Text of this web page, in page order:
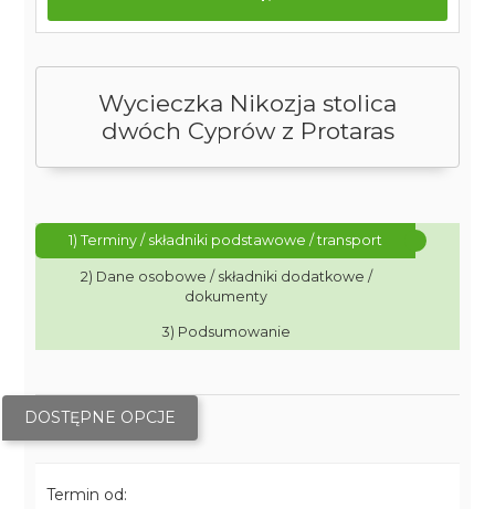
Wycieczka Nikozja stolica
dwóch Cyprów z Protaras
1) Terminy / składniki podstawowe / transport
2) Dane osobowe / składniki dodatkowe /
dokumenty
3) Podsumowanie
DOSTĘPNE OPCJE
Termin od: